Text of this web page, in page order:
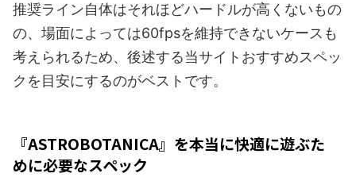
推奨ライン自体はそれほどハードルが高くないもの
の、場面によっては60fpsを維持できないケースも
考えられるため、後述する当サイトおすすめスペッ
クを目安にするのがベストです。
『ASTROBOTANICA』を本当に快適に遊ぶた
めに必要なスペック